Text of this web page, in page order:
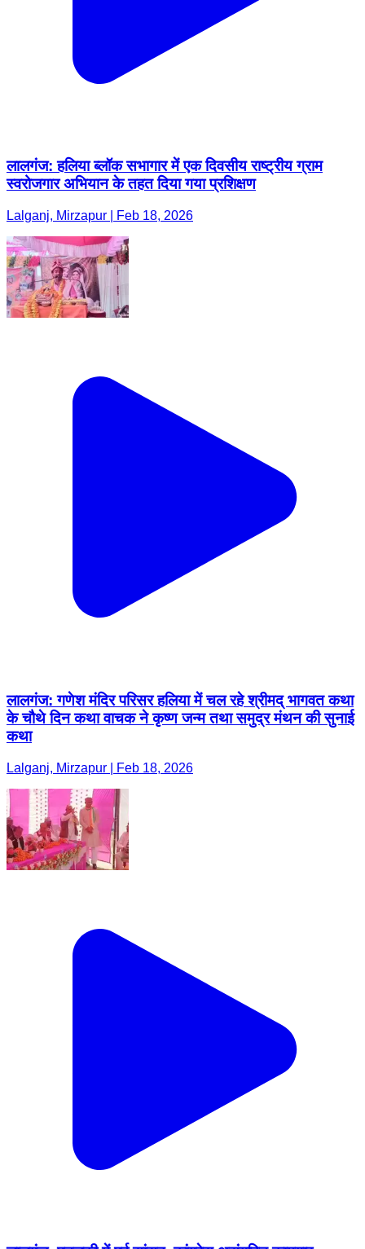
लालगंज: हलिया ब्लॉक सभागार में एक दिवसीय राष्ट्रीय ग्राम
स्वरोजगार अभियान के तहत दिया गया प्रशिक्षण
Lalganj, Mirzapur | Feb 18, 2026
लालगंज: गणेश मंदिर परिसर हलिया में चल रहे श्रीमद् भागवत कथा
के चौथे दिन कथा वाचक ने कृष्ण जन्म तथा समुद्र मंथन की सुनाई
कथा
Lalganj, Mirzapur | Feb 18, 2026